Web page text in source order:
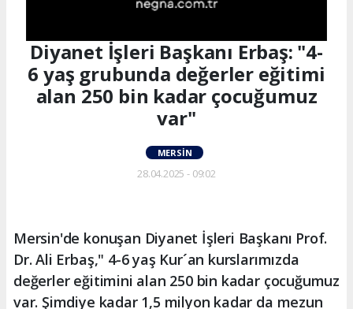
Diyanet İşleri Başkanı Erbaş: "4-
6 yaş grubunda değerler eğitimi
alan 250 bin kadar çocuğumuz
var"
MERSIN
28.04.2025 - 09:02
Mersin'de konuşan Diyanet İşleri Başkanı Prof.
Dr. Ali Erbaş," 4-6 yaş Kur´an kurslarımızda
değerler eğitimini alan 250 bin kadar çocuğumuz
var. Şimdiye kadar 1,5 milyon kadar da mezun